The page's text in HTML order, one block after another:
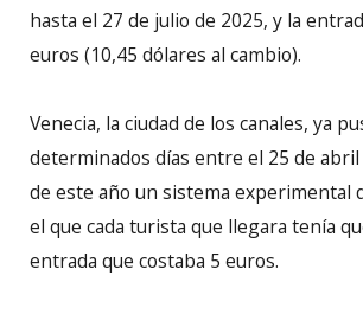
hasta el 27 de julio de 2025, y la
euros (10,45 dólares al cambio).
Venecia, la ciudad de los canales, ya
determinados días entre el 25 de abril
de este año un sistema experimental
el que cada turista que llegara tenía
entrada que costaba 5 euros.